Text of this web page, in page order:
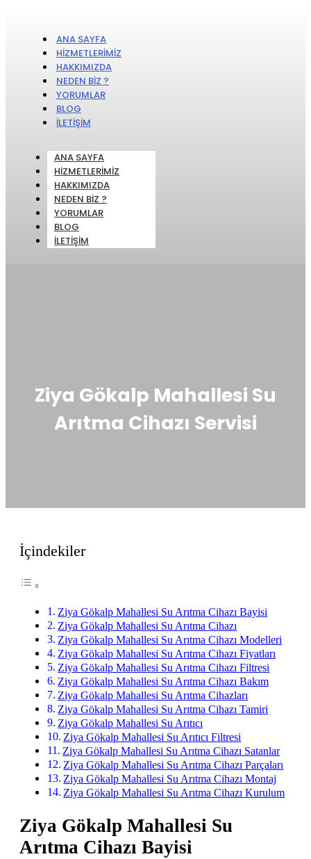
ANA SAYFA
HIZMETLERIMIZ
HAKKIMIZDA
NEDEN BIZ ?
YORUMLAR
BLOG
İLETIŞIM
ANA SAYFA
HIZMETLERIMIZ
HAKKIMIZDA
NEDEN BIZ ?
YORUMLAR
BLOG
İLETIŞIM
Ziya Gökalp Mahallesi Su
Arıtma Cihazı Servisi
İçindekiler
Ziya Gökalp Mahallesi Su Arıtma Cihazı Bayisi
Ziya Gökalp Mahallesi Su Arıtma Cihazı
Ziya Gökalp Mahallesi Su Arıtma Cihazı Modelleri
Ziya Gökalp Mahallesi Su Arıtma Cihazı Fiyatları
Ziya Gökalp Mahallesi Su Arıtma Cihazı Filtresi
Ziya Gökalp Mahallesi Su Arıtma Cihazı Bakım
Ziya Gökalp Mahallesi Su Arıtma Cihazları
Ziya Gökalp Mahallesi Su Arıtma Cihazı Tamiri
Ziya Gökalp Mahallesi Su Arıtıcı
Ziya Gökalp Mahallesi Su Arıtıcı Filtresi
Ziya Gökalp Mahallesi Su Arıtma Cihazı Satanlar
Ziya Gökalp Mahallesi Su Arıtma Cihazı Parçaları
Ziya Gökalp Mahallesi Su Arıtma Cihazı Montaj
Ziya Gökalp Mahallesi Su Arıtma Cihazı Kurulum
Ziya Gökalp Mahallesi Su
Arıtma Cihazı Bayisi